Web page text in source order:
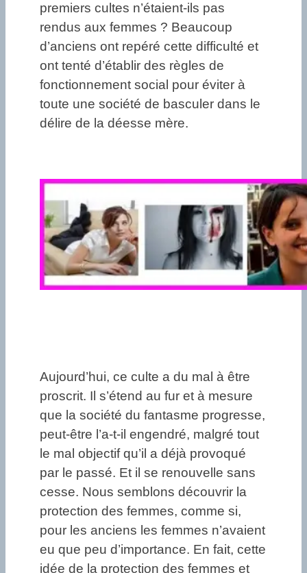
premiers cultes n’étaient-ils pas
rendus aux femmes ? Beaucoup
d’anciens ont repéré cette difficulté et
ont tenté d’établir des règles de
fonctionnement social pour éviter à
toute une société de basculer dans le
délire de la déesse mère.
Aujourd’hui, ce culte a du mal à être
proscrit. Il s’étend au fur et à mesure
que la société du fantasme progresse,
peut-être l’a-t-il engendré, malgré tout
le mal objectif qu’il a déjà provoqué
par le passé. Et il se renouvelle sans
cesse. Nous semblons découvrir la
protection des femmes, comme si,
pour les anciens les femmes n’avaient
eu que peu d’importance. En fait, cette
idée de la protection des femmes et